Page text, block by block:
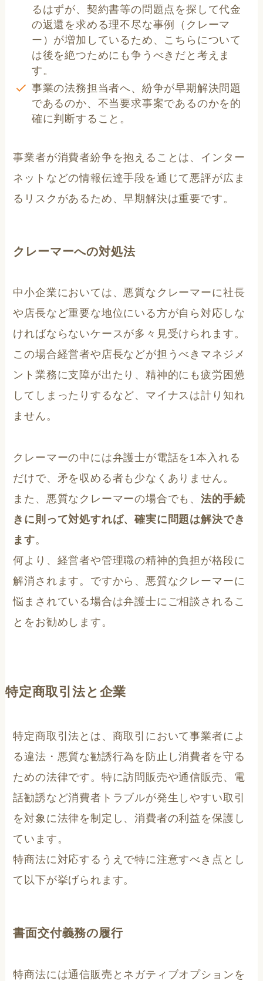
るはずが、契約書等の問題点を探して代金
の返還を求める理不尽な事例（クレーマ
ー）が増加しているため、こちらについて
は後を絶つためにも争うべきだと考えま
す。
事業の法務担当者へ、紛争が早期解決問題
であるのか、不当要求事案であるのかを的
確に判断すること。
事業者が消費者紛争を抱えることは、インター
ネットなどの情報伝達手段を通じて悪評が広ま
るリスクがあるため、早期解決は重要です。
クレーマーへの対処法
中小企業においては、悪質なクレーマーに社長
や店長など重要な地位にいる方が自ら対応しな
ければならないケースが多々見受けられます。
この場合経営者や店長などが担うべきマネジメ
ント業務に支障が出たり、精神的にも疲労困憊
してしまったりするなど、マイナスは計り知れ
ません。
クレーマーの中には弁護士が電話を1本入れる
だけで、矛を収める者も少なくありません。
また、悪質なクレーマーの場合でも、法的手続
きに則って対処すれば、確実に問題は解決でき
ます。
何より、経営者や管理職の精神的負担が格段に
解消されます。ですから、悪質なクレーマーに
悩まされている場合は弁護士にご相談されるこ
とをお勧めします。
特定商取引法と企業
特定商取引法とは、商取引において事業者によ
る違法・悪質な勧誘行為を防止し消費者を守る
ための法律です。特に訪問販売や通信販売、電
話勧誘など消費者トラブルが発生しやすい取引
を対象に法律を制定し、消費者の利益を保護し
ています。
特商法に対応するうえで特に注意すべき点とし
て以下が挙げられます。
書面交付義務の履行
特商法には通信販売とネガティブオプションを